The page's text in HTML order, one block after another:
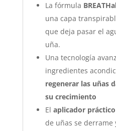
La fórmula
una capa
que deja pasar el
uña.
Una tecnología
ingredientes
regenerar las uñas
su crecimiento
El aplicador práctico
de uñas se derrame